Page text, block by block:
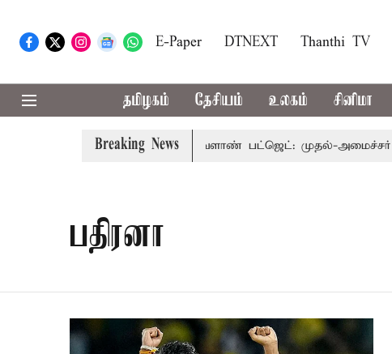
E-Paper DTNEXT Thanthi TV
தமிழகம் தேசியம் உலகம் சினிமா
Breaking News
பார்வையுடன் கூடிய வேளாண் பட்ஜெட்: முதல்-அமைச்சர் விஜய்
பதிரனா